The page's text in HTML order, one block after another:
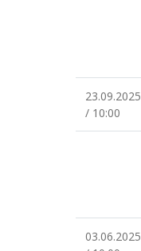
23.09.2025
/ 10:00
03.06.2025